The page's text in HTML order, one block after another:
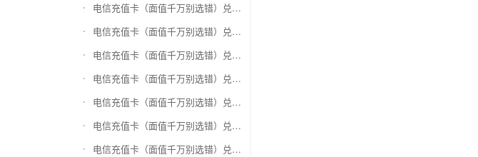
电信充值卡（面值千万别选错）兑换中百超市购物卡
电信充值卡（面值千万别选错）兑换爱奇艺会员激活码
电信充值卡（面值千万别选错）兑换腾讯视频会员激活码
电信充值卡（面值千万别选错）兑换优酷会员激活码
电信充值卡（面值千万别选错）兑换搜狐视频
电信充值卡（面值千万别选错）兑换芒果TV
电信充值卡（面值千万别选错）兑换QQ音乐